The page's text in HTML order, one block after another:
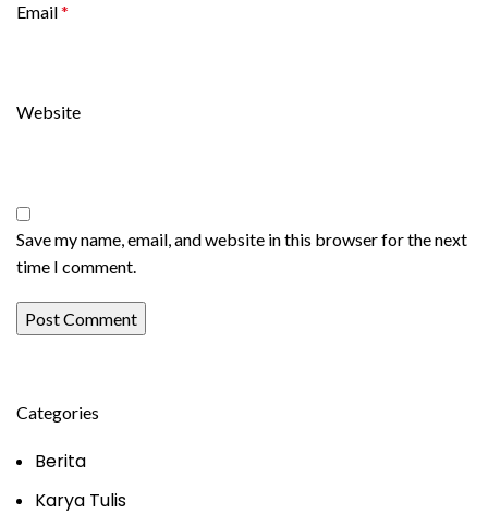
Email*
Website
Save my name, email, and website in this browser for the next
time I comment.
Categories
Berita
Karya Tulis